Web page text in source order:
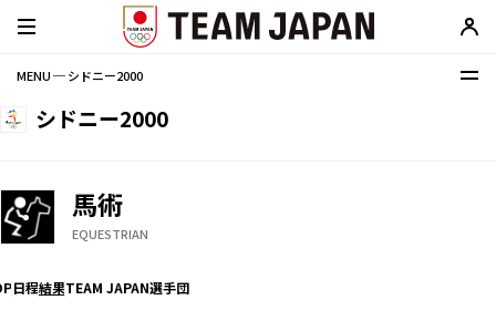
MENU ─ シドニー2000
シドニー2000
馬術
EQUESTRIAN
日程結果TEAM JAPAN選手団